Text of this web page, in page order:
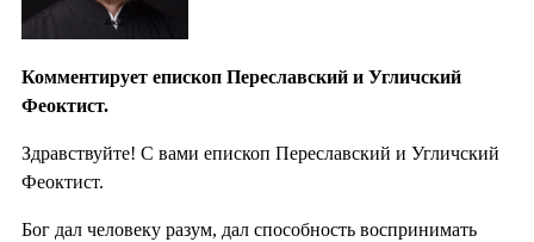
Комментирует епископ Переславский и Угличский
Феоктист.
Здравствуйте! С вами епископ Переславский и Угличский
Феоктист.
Бог дал человеку разум, дал способность воспринимать